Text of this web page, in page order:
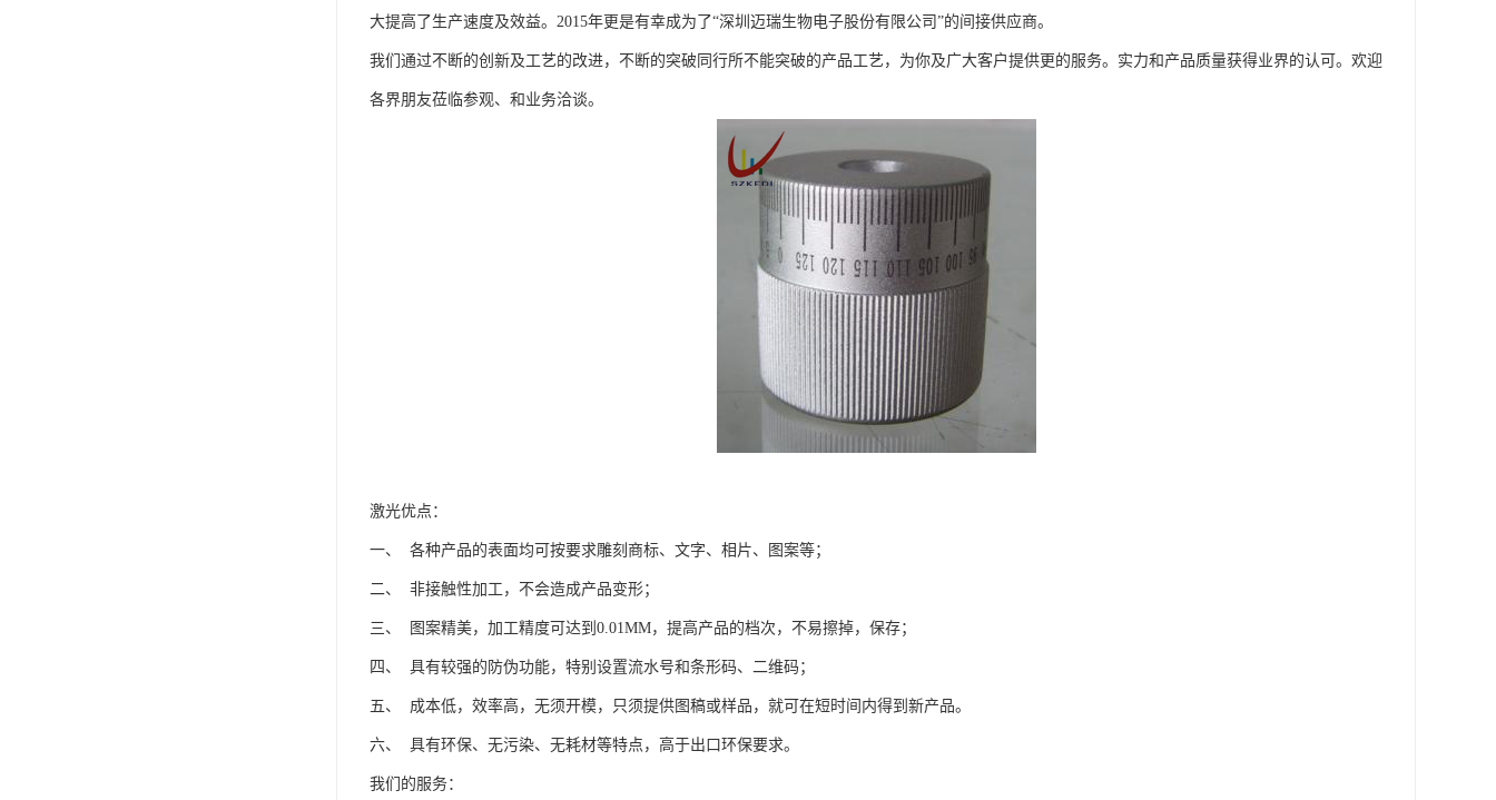
大提高了生产速度及效益。2015年更是有幸成为了“深圳迈瑞生物电子股份有限公司”的间接供应商。
我们通过不断的创新及工艺的改进，不断的突破同行所不能突破的产品工艺，为你及广大客户提供更的服务。实力和产品质量获得业界的认可。欢迎
各界朋友莅临参观、和业务洽谈。
激光优点：
一、 各种产品的表面均可按要求雕刻商标、文字、相片、图案等；
二、 非接触性加工，不会造成产品变形；
三、 图案精美，加工精度可达到0.01MM，提高产品的档次，不易擦掉，保存；
四、 具有较强的防伪功能，特别设置流水号和条形码、二维码；
五、 成本低，效率高，无须开模，只须提供图稿或样品，就可在短时间内得到新产品。
六、 具有环保、无污染、无耗材等特点，高于出口环保要求。
我们的服务：